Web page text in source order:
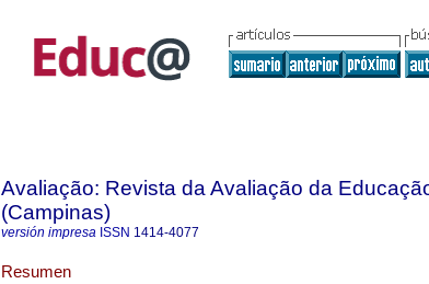
Avaliação: Revista da Avaliação da
(Campinas)
versión impresa ISSN 1414-4077
Resumen